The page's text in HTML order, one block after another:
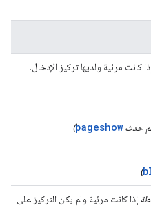
إذا كانت مرئية ولديها تركيز الإدخال.
حدث pageshow
)
)
إذا كانت مرئية ولم يكن التركيز على